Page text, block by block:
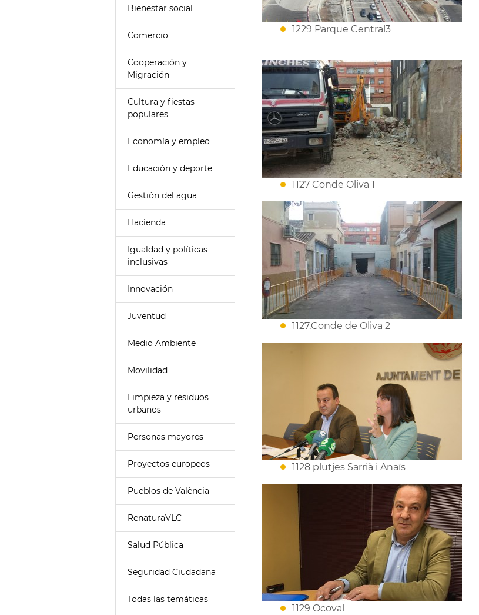
Bienestar social
Comercio
Cooperación y
Migración
Cultura y fiestas
populares
Economía y empleo
Educación y deporte
Gestión del agua
Hacienda
Igualdad y políticas
inclusivas
Innovación
Juventud
Medio Ambiente
Movilidad
Limpieza y residuos
urbanos
Personas mayores
Proyectos europeos
Pueblos de València
RenaturaVLC
Salud Pública
Seguridad Ciudadana
Todas las temáticas
1229 Parque Central3
1127 Conde Oliva 1
1127.Conde de Oliva 2
1128 plutjes Sarrià i Anaïs
1129 Ocoval